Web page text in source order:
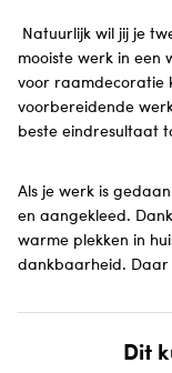
Natuurlijk wil jij je
mooiste werk in een
voor raamdecoratie
voorbereidende
beste eindresultaat
Als je werk is
en aangekleed.
warme plekken in
dankbaarheid. Daar
Dit